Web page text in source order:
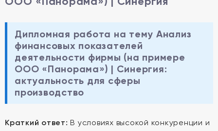
Дипломная работа на тему Анализ
финансовых показателей
деятельности фирмы (на примере
ООО «Панорама») | Синергия:
актуальность для сферы
производство
Краткий ответ: В условиях высокой конкуренции и